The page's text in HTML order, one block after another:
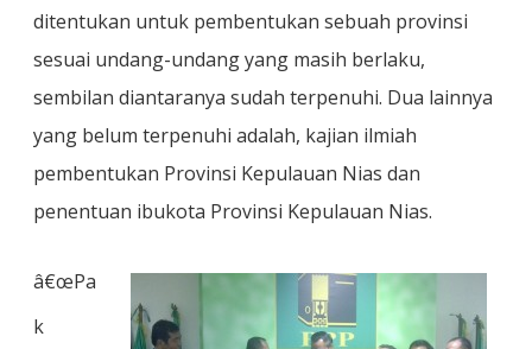
ditentukan untuk pembentukan sebuah provinsi
sesuai undang-undang yang masih berlaku,
sembilan diantaranya sudah terpenuhi. Dua lainnya
yang belum terpenuhi adalah, kajian ilmiah
pembentukan Provinsi Kepulauan Nias dan
penentuan ibukota Provinsi Kepulauan Nias.
â€œPa
k